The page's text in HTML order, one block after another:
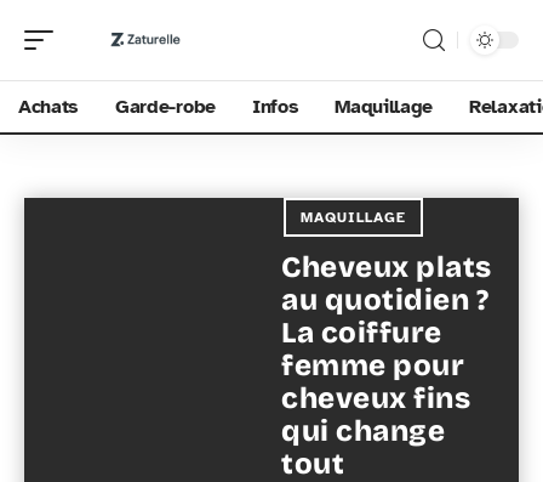
Achats Garde-robe Infos Maquillage
MAQUILLAGE
Cheveux plats
au quotidien ?
La coiffure
femme pour
cheveux fins
qui change
tout